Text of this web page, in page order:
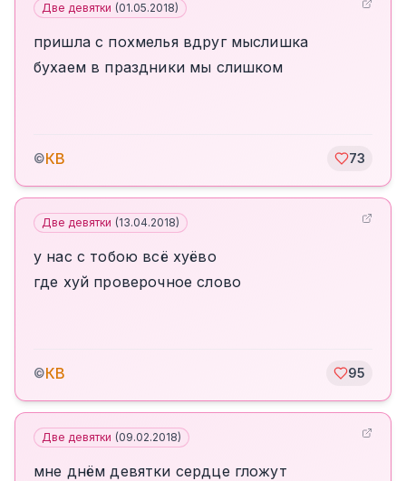
Две девятки (01.05.2018)
пришла с похмелья вдруг мыслишка
бухаем в праздники мы слишком
©КВ 73
Две девятки (13.04.2018)
у нас с тобою всё хуёво
где хуй проверочное слово
©КВ 95
Две девятки (09.02.2018)
мне днём девятки сердце гложут